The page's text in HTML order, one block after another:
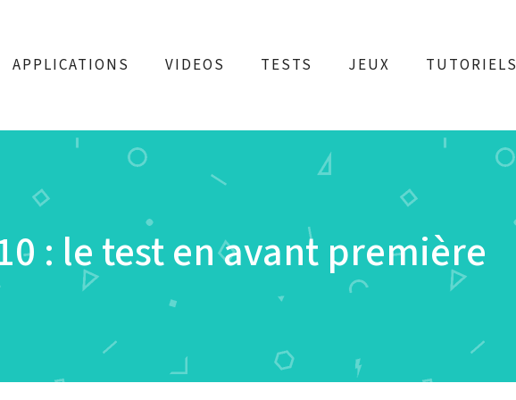
APPLICATIONS VIDEOS TESTS JEUX TUTORIELS
: le test en avant première